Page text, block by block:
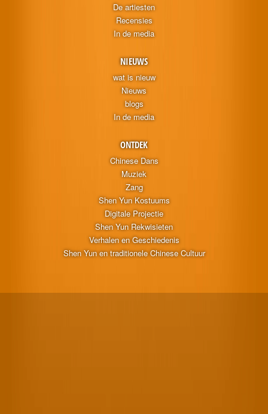
De artiesten
Recensies
In de media
NIEUWS
wat is nieuw
Nieuws
blogs
In de media
ONTDEK
Chinese Dans
Muziek
Zang
Shen Yun Kostuums
Digitale Projectie
Shen Yun Rekwisieten
Verhalen en Geschiedenis
Shen Yun en traditionele Chinese Cultuur